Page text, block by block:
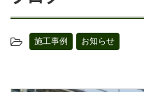
施工事例 お知らせ